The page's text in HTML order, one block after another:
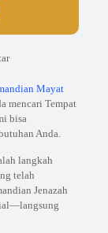
Mayat
mencari Tempat
bisa
Anda.
langkah
telah
Jenazah